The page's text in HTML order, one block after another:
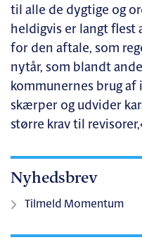
til alle de dygtige og
heldigvis er langt flest
for den aftale, som
nytår, som blandt
kommunernes brug
skærper og udvider
større krav til
Nyhedsbrev
Tilmeld Momentum